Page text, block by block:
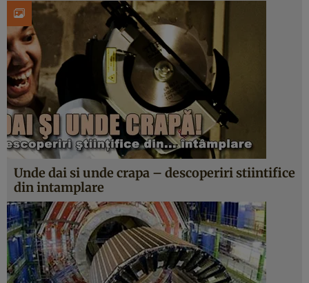
Unde dai si unde crapa – descoperiri stiintifice
din intamplare